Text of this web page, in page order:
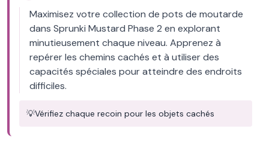
Maximisez votre collection de pots de moutarde
dans Sprunki Mustard Phase 2 en explorant
minutieusement chaque niveau. Apprenez à
repérer les chemins cachés et à utiliser des
capacités spéciales pour atteindre des endroits
difficiles.
💡Vérifiez chaque recoin pour les objets cachés